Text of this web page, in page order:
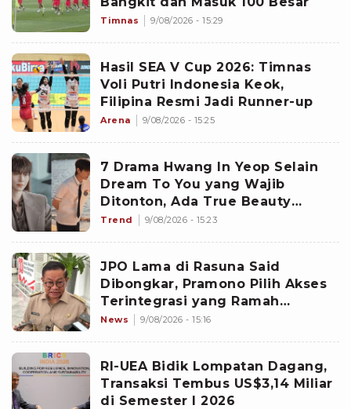
Timnas 9/08/2026 - 15:29
Hasil SEA V Cup 2026: Timnas
Voli Putri Indonesia Keok,
Filipina Resmi Jadi Runner-up
Arena 9/08/2026 - 15:25
7 Drama Hwang In Yeop Selain
Dream To You yang Wajib
Ditonton, Ada True Beauty
hingga Family by Choice
Trend 9/08/2026 - 15:23
JPO Lama di Rasuna Said
Dibongkar, Pramono Pilih Akses
Terintegrasi yang Ramah
Disabilitas
News 9/08/2026 - 15:16
RI-UEA Bidik Lompatan Dagang,
Transaksi Tembus US$3,14 Miliar
di Semester I 2026